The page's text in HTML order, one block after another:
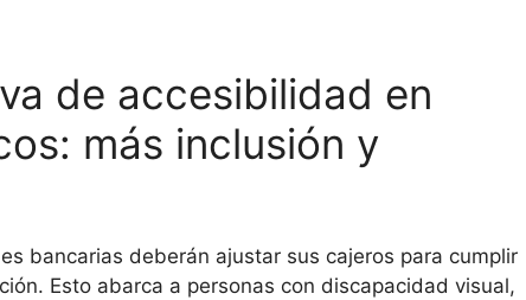
de accesibilidad en
más inclusión y
bancarias deberán ajustar sus cajeros para cumplir
Esto abarca a personas con discapacidad visual,